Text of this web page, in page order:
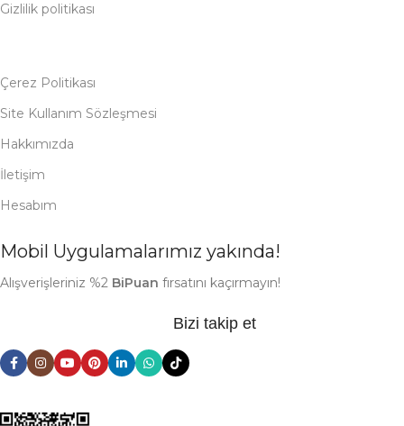
Gizlilik politikası
Çerez Politikası
Site Kullanım Sözleşmesi
Hakkımızda
İletişim
Hesabım
Mobil Uygulamalarımız yakında!
Alışverişleriniz %2 BiPuan fırsatını kaçırmayın!
Bizi takip et